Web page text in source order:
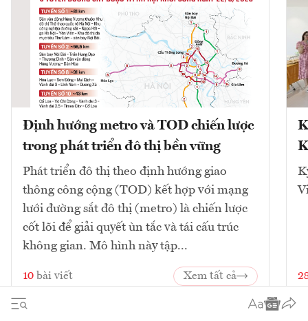
Định hướng metro và TOD chiến lược
trong phát triển đô thị bền vững
Phát triển đô thị theo định hướng giao
thông công cộng (TOD) kết hợp với mạng
lưới đường sắt đô thị (metro) là chiến lược
cốt lõi để giải quyết ùn tắc và tái cấu trúc
không gian. Mô hình này tập...
10 bài viết Xem tất cả